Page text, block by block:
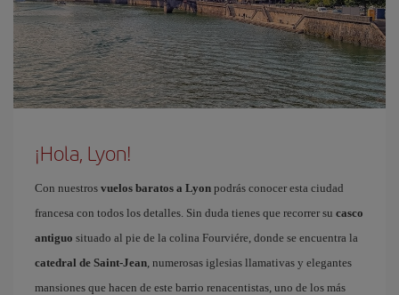
¡Hola, Lyon!
Con nuestros vuelos baratos a Lyon podrás conocer esta ciudad
francesa con todos los detalles. Sin duda tienes que recorrer su casco
antiguo situado al pie de la colina Fourviére, donde se encuentra la
catedral de Saint-Jean, numerosas iglesias llamativas y elegantes
mansiones que hacen de este barrio renacentistas, uno de los más